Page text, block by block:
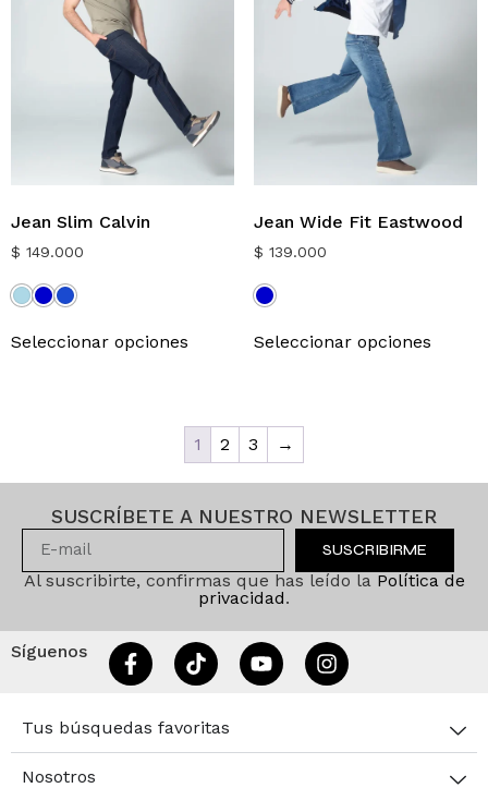
Jean Slim Calvin
$ 149.000
Seleccionar opciones
Jean Wide Fit Eastwood
$ 139.000
Seleccionar opciones
1 2 3 →
SUSCRÍBETE A NUESTRO NEWSLETTER
SUSCRIBIRME
Al suscribirte, confirmas que has leído la Política de
privacidad.
Síguenos
Tus búsquedas favoritas
Nosotros